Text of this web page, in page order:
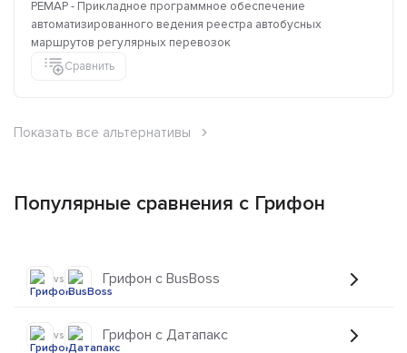
РЕМАР - Прикладное программное обеспечение
автоматизированного ведения реестра автобусных
маршрутов регулярных перевозок
Сравнить
Показать все альтернативы
Популярные сравнения с Грифон
vs Грифон с BusBoss
vs Грифон с Датапакс